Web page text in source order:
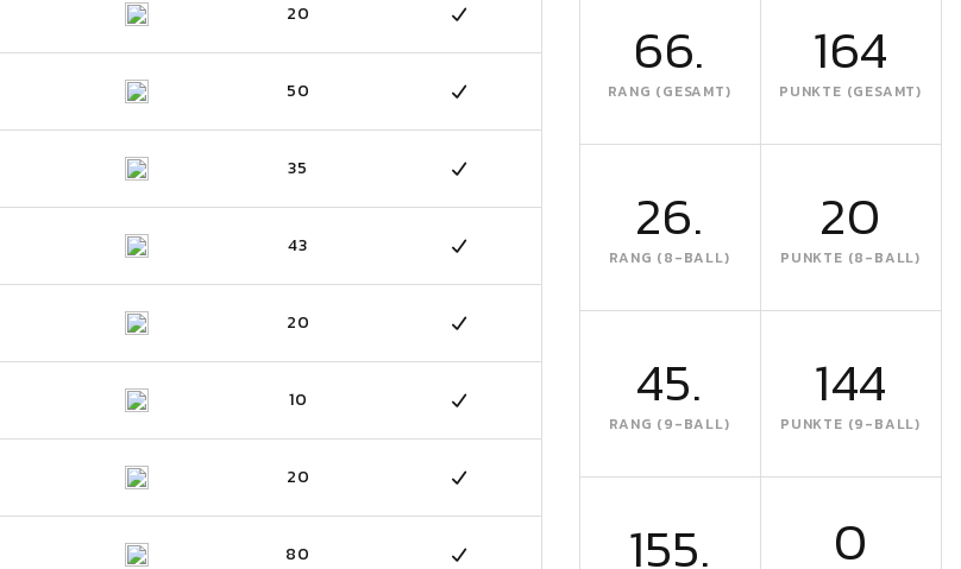
20
50
35
43
20
10
20
80
66.
RANG (GESAMT)
164
PUNKTE (GESAMT)
26.
RANG (8-BALL)
20
PUNKTE (8-BALL)
45.
RANG (9-BALL)
144
PUNKTE (9-BALL)
155. 0